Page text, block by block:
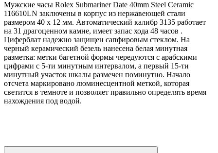
Мужские часы Rolex Submariner Date 40mm Steel Ceramic
116610LN заключены в корпус из нержавеющей стали
размером 40 х 12 мм. Автоматический калибр 3135 работает
на 31 драгоценном камне, имеет запас хода 48 часов .
Циферблат надежно защищен сапфировым стеклом. На
черный керамический безель нанесена белая минутная
разметка: метки багетной формы чередуются с арабскими
цифрами с 5-ти минутным интервалом, а первый 15-ти
минутный участок шкалы размечен поминутно. Начало
отсчета маркировано люминесцентной меткой, которая
светится в темноте и позволяет правильно определять время
нахождения под водой.